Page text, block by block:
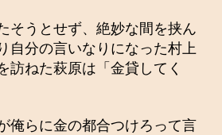
そうとせず、絶妙な間を挟ん
自分の言いなりになった村上
訪ねた萩原は「金貸してく
俺らに金の都合つけろって言